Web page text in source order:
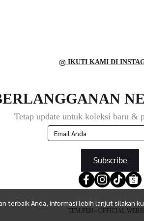
terbaik Anda, informasi lebih lanjut silakan
IKUTI KAMI DI
Tetap update untuk koleksi baru &
Subscribe
TEM.PEH - OFFICIAL